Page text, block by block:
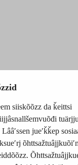
siiskõõzz da ǩeittsi
jueʹǩǩep